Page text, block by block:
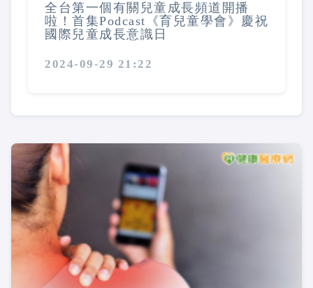
全台第一個有關兒童成長頻道開播
啦！首集Podcast《育兒童學會》慶祝
國際兒童成長意識日
2024-09-29 21:22